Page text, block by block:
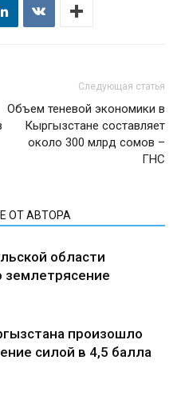
Следующая статья
Объем теневой экономики в
Кыргызстане составляет
около 300 млрд сомов –
ГНС
ОТ АВТОРА
области
землетрясение
произошло
силой в 4,5 балла